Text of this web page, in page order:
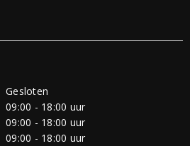
Gesloten
09:00 - 18:00 uur
09:00 - 18:00 uur
09:00 - 18:00 uur